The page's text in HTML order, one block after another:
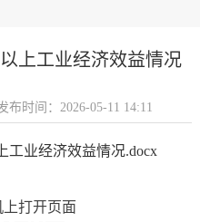
上工业经济效益情况
布时间：2026-05-11 14:11
工业经济效益情况.docx
打开页面